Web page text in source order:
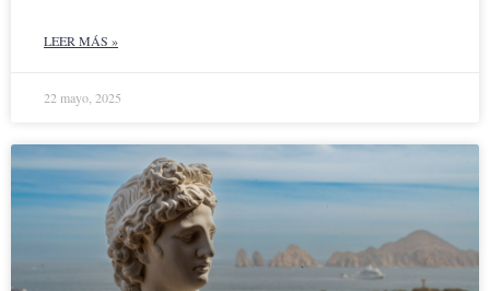
LEER MÁS »
22 mayo, 2025